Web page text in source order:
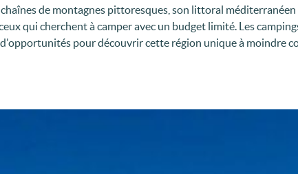
de montagnes pittoresques, son littoral
qui cherchent à camper avec un budget limité. Les
pour découvrir cette région unique à moindre